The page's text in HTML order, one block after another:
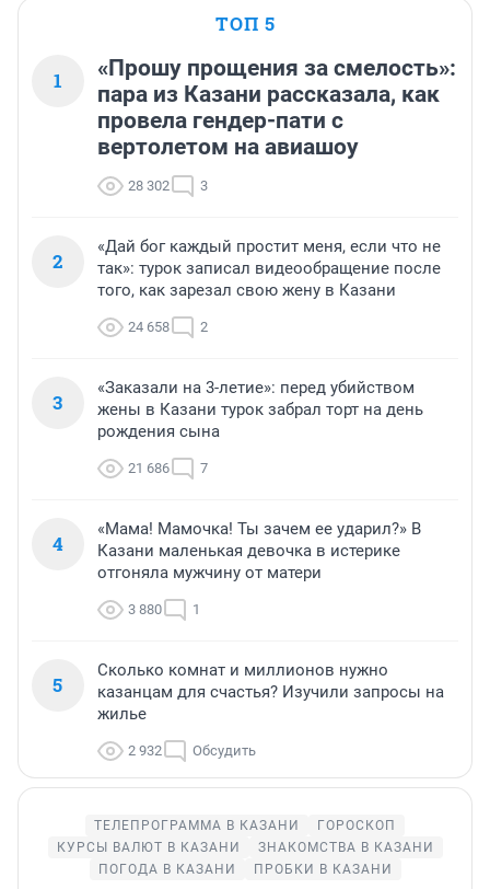
ТОП 5
1
«Прошу прощения за смелость»:
пара из Казани рассказала, как
провела гендер-пати с
вертолетом на авиашоу
28 302 3
2
«Дай бог каждый простит меня, если что не
так»: турок записал видеообращение после
того, как зарезал свою жену в Казани
24 658 2
3
«Заказали на 3-летие»: перед убийством
жены в Казани турок забрал торт на день
рождения сына
21 686 7
4
«Мама! Мамочка! Ты зачем ее ударил?» В
Казани маленькая девочка в истерике
отгоняла мужчину от матери
3 880 1
5
Сколько комнат и миллионов нужно
казанцам для счастья? Изучили запросы на
жилье
2 932 Обсудить
ТЕЛЕПРОГРАММА В КАЗАНИ
ГОРОСКОП
КУРСЫ ВАЛЮТ В КАЗАНИ
ЗНАКОМСТВА В КАЗАНИ
ПОГОДА В КАЗАНИ
ПРОБКИ В КАЗАНИ